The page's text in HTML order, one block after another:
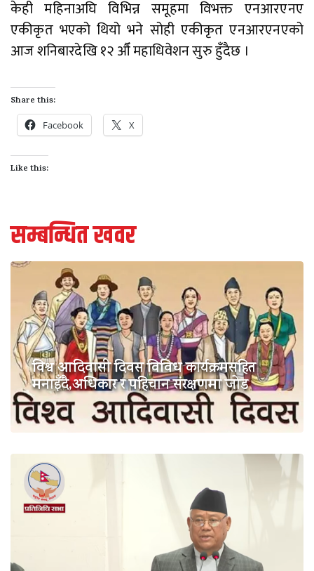
केही महिनाअघि विभिन्न समूहमा विभक्त एनआरएनए
एकीकृत भएको थियो भने सोही एकीकृत एनआरएनएको
आज शनिबारदेखि १२ औँ महाधिवेशन सुरु हुँदैछ ।
Share this:
Facebook X
Like this:
सम्बन्धित खवर
विश्व आदिवासी दिवस विविध कार्यक्रमसहित
मनाइँदै,अधिकार र पहिचान संरक्षणमा जोड